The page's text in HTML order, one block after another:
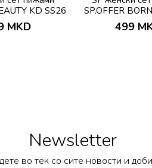
KD SS26
MKD
SP.OFFER
499
Newsletter
во тек со сите новости и